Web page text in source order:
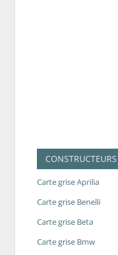
CONSTRUCTEURS
Carte grise Aprilia
Carte grise Benelli
Carte grise Beta
Carte grise Bmw